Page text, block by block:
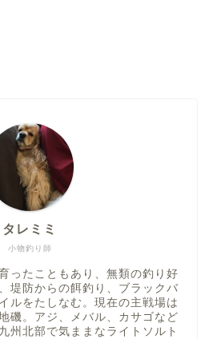
小物釣り師
タレミミ
ったこともあり、無類の釣り好
堤防からの餌釣り、ブラックバ
ルをたしなむ。現在の主戦場は
磯。アジ、メバル、カサゴなど
州北部で気ままなライトソルト